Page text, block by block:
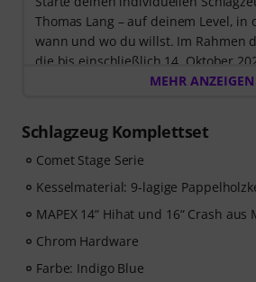
Thomas Lang – auf deinem Level, in
wann und wo du willst. Im Rahmen
die bis einschließlich 14. Oktober
3 Monate exklusiven Zugang zur
MEHR ANZEIGEN
Schlagzeug Komplettset
Comet Stage Serie
Kesselmaterial: 9-lagige
MAPEX 14“ Hihat und 16“ Crash aus
Chrom Hardware
Farbe: Indigo Blue